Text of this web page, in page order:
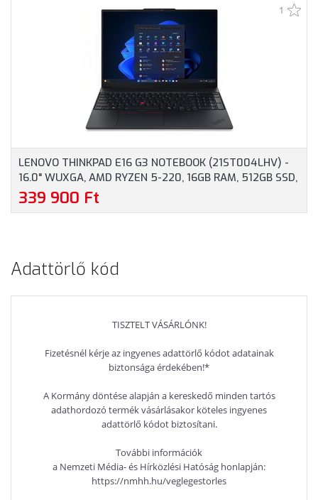
PROFESSIONAL, 3 ÉV
GARANCIA, FEKETE
GEFORCE RTX 4050
6GB, MAGYAR
BILLENTYŰZET,
OPERÁCIÓS RENDSZER
NÉLKÜL, 3 ÉV GARANCIA,
SZÜRKE SZÍNBEN
1
LENOVO THINKPAD E16 G3 NOTEBOOK (21ST004LHV) -
16.0" WUXGA, AMD RYZEN 5-220, 16GB RAM, 512GB SSD,
MAGYAR BILLENTYŰZET, WINDOWS 11 PROFESSIONAL, 3
ÉV GARANCIA, FEKETE SZÍNBEN
339 900 Ft
Adattörlő kód
TISZTELT VÁSÁRLÓNK!
Fizetésnél kérje az ingyenes adattörlő kódot adatainak
biztonsága érdekében!*
A Kormány döntése alapján a kereskedő minden tartós
adathordozó termék vásárlásakor köteles ingyenes
adattörlő kódot biztosítani.
További információk
a Nemzeti Média- és Hírközlési Hatóság honlapján:
https://nmhh.hu/veglegestorles